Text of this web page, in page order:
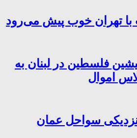
با تهران خوب پیش می‌رود
فلسطین در لبنان به
اموال
نزدیکی سواحل عمان